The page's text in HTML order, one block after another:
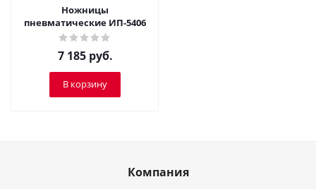
Ножницы
пневматические ИП-5406
7 185руб.
В корзину
Компания